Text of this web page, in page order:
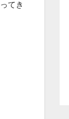
てき